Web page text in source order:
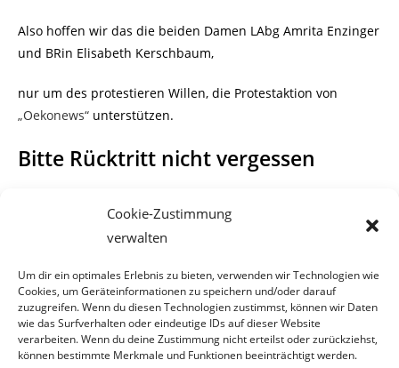
Cookie-Zustimmung
verwalten
Um dir ein optimales Erlebnis zu bieten, verwenden wir Technologien wie
Cookies, um Geräteinformationen zu speichern und/oder darauf
zuzugreifen. Wenn du diesen Technologien zustimmst, können wir Daten
wie das Surfverhalten oder eindeutige IDs auf dieser Website
verarbeiten. Wenn du deine Zustimmung nicht erteilst oder zurückziehst,
können bestimmte Merkmale und Funktionen beeinträchtigt werden.
Also hoffen wir das die beiden Damen LAbg Amrita Enzinger
und BRin Elisabeth Kerschbaum,
nur um des protestieren Willen, die Protestaktion von
„Oekonews“ unterstützen.
Bitte Rücktritt nicht vergessen
Grünen ohnehin gewöhnt. Sollten
Meinung dieses Online-Magazins
teilen, wäre es angebracht wenn sie sich aus ihren
politischen Funktionen zurückziehen.